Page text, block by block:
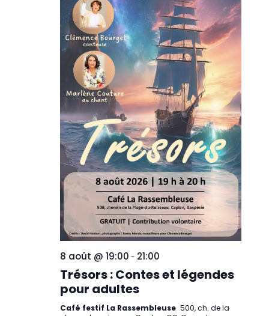
Trésors : Contes et légendes
pour adultes
8 août @ 19:00 - 21:00
Café festif La Rassembleuse 500, ch. de la